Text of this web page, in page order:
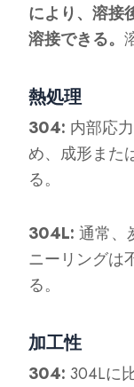
により、溶接
溶接できる。
熱処理
304: 内部応
め、成形また
る。
304L: 通常、
ニーリングは
る。
加工性
304: 304Lに